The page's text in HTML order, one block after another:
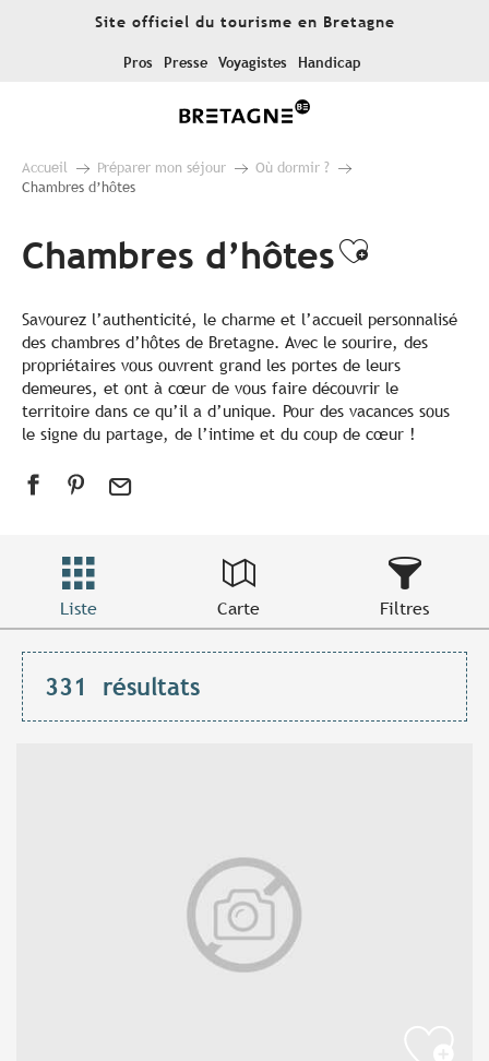
Site officiel du tourisme en Bretagne
Pros Presse Voyagistes Handicap
Accueil Préparer mon séjour
Où dormir ?
Chambres d’hôtes
Chambres d’hôtesAjouter
Savourez l’authenticité, le charme et l’accueil personnalisé
des chambres d’hôtes de Bretagne. Avec le sourire, des
propriétaires vous ouvrent grand les portes de leurs
demeures, et ont à cœur de vous faire découvrir le
territoire dans ce qu’il a d’unique. Pour des vacances sous
le signe du partage, de l’intime et du coup de cœur !
Liste Carte Filtres
331 résultats